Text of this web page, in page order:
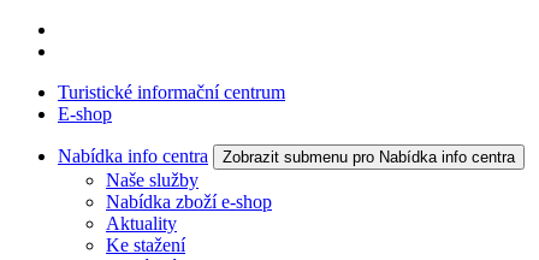
Turistické informační centrum
E-shop
Nabídka info centra Zobrazit submenu pro Nabídka info centra
Naše služby
Nabídka zboží e-shop
Aktuality
Ke stažení